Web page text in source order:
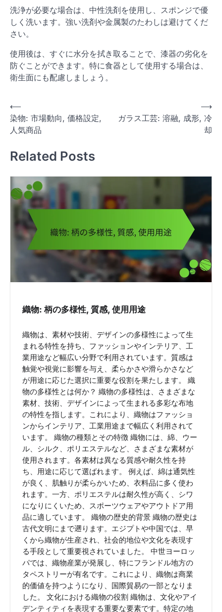
洗浄が必要な場合は、中性洗剤を使用し、スポンジで優
しく洗います。強い洗剤や金属製のたわしは避けてくだ
さい。
使用後は、すぐに水分を拭き取ることで、漆器の劣化を
防ぐことができます。特に食器として使用する場合は、
衛生面にも配慮しましょう。
P
o
s
t
v
g
⟵
染物: 市場動向, 価格設定,
人気商品
ガラス工芸: 溶融, 成形, 冷
却
⟶
Related Posts
織物: 柄の多様性, 質感, 使用用途
織物は、素材や技術、デザインの多様性によって生
まれる特性を持ち、ファッションやインテリア、工
業用途など幅広い分野で利用されています。質感は
触覚や視覚に影響を与え、柔らかさや滑らかさなど
が用途に応じた選択に重要な役割を果たします。 織
物の多様性とは何か？ 織物の多様性は、さまざまな
素材、技術、デザインによって生まれる多彩な布地
の特性を指します。これにより、織物はファッショ
ンからインテリア、工業用途まで幅広く利用されて
います。 織物の種類とその特徴 織物には、綿、ウー
ル、シルク、ポリエステルなど、さまざまな素材が
使用されます。各素材は異なる質感や耐久性を持
ち、用途に応じて選ばれます。 例えば、綿は通気性
が良く、肌触りが柔らかいため、衣料品に多く使わ
れます。一方、ポリエステルは耐久性が高く、シワ
になりにくいため、スポーツウェアやアウトドア用
品に適しています。 織物の歴史的背景 織物の歴史は
古代文明にまで遡ります。エジプトや中国では、早
くから織物が生産され、社会的地位や文化を表現す
る手段として重要視されていました。 中世ヨーロッ
パでは、織物産業が発展し、特にフランドル地方の
タペストリーが有名です。これにより、織物は商業
的価値を持つようになり、国際貿易の一部となりま
した。 文化における織物の役割 織物は、文化やアイ
デンティティを表現する重要な要素です。特定の地